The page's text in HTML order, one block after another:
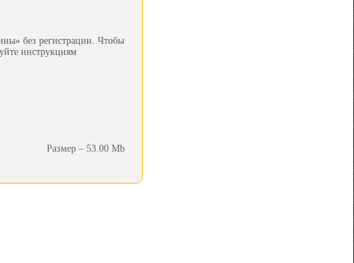
без регистрации. Чтобы
инструкциям
Размер – 53.00 Mb